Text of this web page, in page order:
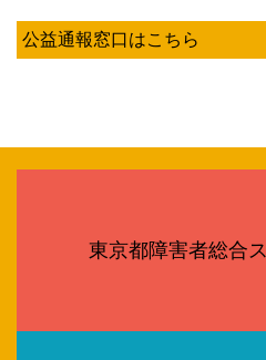
公益通報窓口はこちら
東京都障害者総合